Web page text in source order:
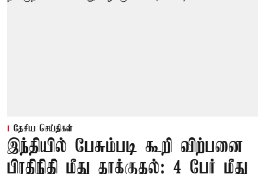
தேசிய செய்திகள்
இந்தியில் பேசும்படி கூறி விற்பனை
பிரதிநிதி மீது தாக்குதல்: 4 பேர் மீது